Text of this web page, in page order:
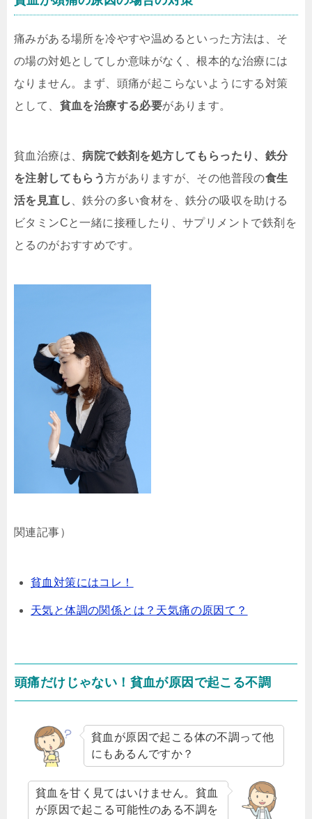
痛みがある場所を冷やすや温めるといった方法は、そ
の場の対処としてしか意味がなく、根本的な治療には
なりません。まず、頭痛が起こらないようにする対策
として、 貧血を治療する必要があります。
貧血治療は、病院で鉄剤を処方してもらったり、鉄分
を注射してもらう方がありますが、その他普段の食生
活を見直し
、鉄分の多い食材を、鉄分の吸収を助ける
ビタミンCと一緒に接種したり、サプリメントで鉄剤を
とるのがおすすめです。
関連記事）
貧血対策にはコレ！
天気と体調の関係とは？天気痛の原因て？
頭痛だけじゃない！貧血が原因で起こる不調
貧血が原因で起こる体の不調って他
にもあるんですか？
貧血を甘く見てはいけません。貧血
が原因で起こる可能性のある不調を